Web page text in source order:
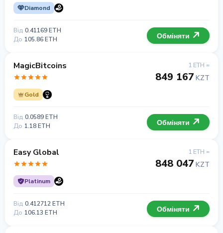
Diamond
Від 0.41169 ETH
До 105.86 ETH Обміняти
MagicBitcoins
Gold
1 ETH =
849 167 KZT
Від 0.0589 ETH
До 1.18 ETH Обміняти
Easy Global
Platinum
1 ETH =
848 047 KZT
Від 0.412712 ETH
До 106.13 ETH Обміняти